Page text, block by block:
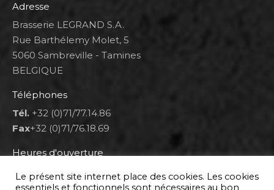
Adresse
Brasserie LEGRAND S.A.
Rue Barthélemy Molet, 5
5060 Sambreville - Tamines
BELGIQUE
Téléphones
Tél. +32 (0)71/77.14.86
Fax+32 (0)71/76.18.69
Heures d'ouverture
Lun 8h00-12h00 et 12h30-14h30
Mar au ven 8h00-12h00 et 12h30-17h00
Le présent site internet place des cookies. Les cookies
essentiels et fonctionnels sont nécessaires au bon